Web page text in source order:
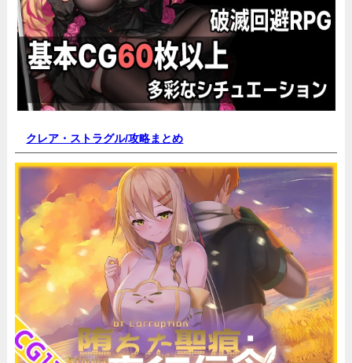
クレア・ストラグル/攻略まとめ